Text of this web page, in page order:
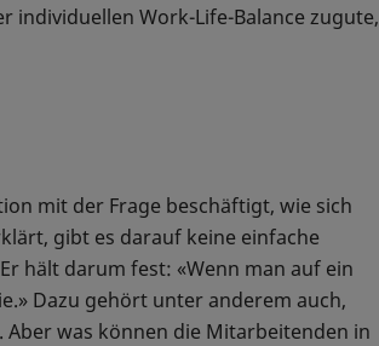
individuellen Work-Life-Balance zugute,
mit der Frage beschäftigt, wie sich
gibt es darauf keine einfache
hält darum fest: «Wenn man auf ein
Dazu gehört unter anderem auch,
was können die Mitarbeitenden in